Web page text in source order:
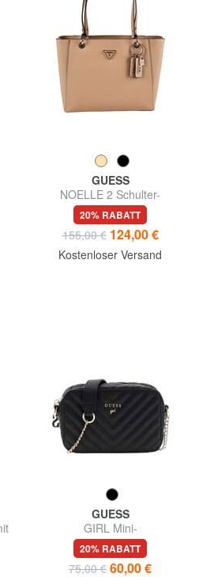
GUESS
NOELLE 2 Schulter-
Einkaufstasche
20% RABATT
155,00 € 124,00 €
Kostenloser Versand
GUESS
GIRL Mini-
Schulterkameratasche
20% RABATT
75,00 € 60,00 €